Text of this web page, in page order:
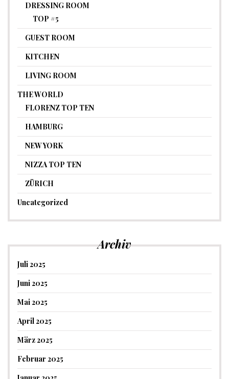
DRESSING ROOM
TOP #5
GUEST ROOM
KITCHEN
LIVING ROOM
THE WORLD
FLORENZ TOP TEN
HAMBURG
NEW YORK
NIZZA TOP TEN
ZÜRICH
Uncategorized
Archiv
Juli 2025
Juni 2025
Mai 2025
April 2025
März 2025
Februar 2025